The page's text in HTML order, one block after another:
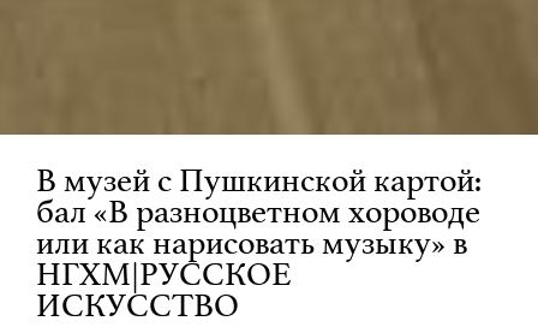
В музей с Пушкинской картой:
бал «В разноцветном хороводе
или как нарисовать музыку» в
НГХМ|РУССКОЕ
ИСКУССТВО